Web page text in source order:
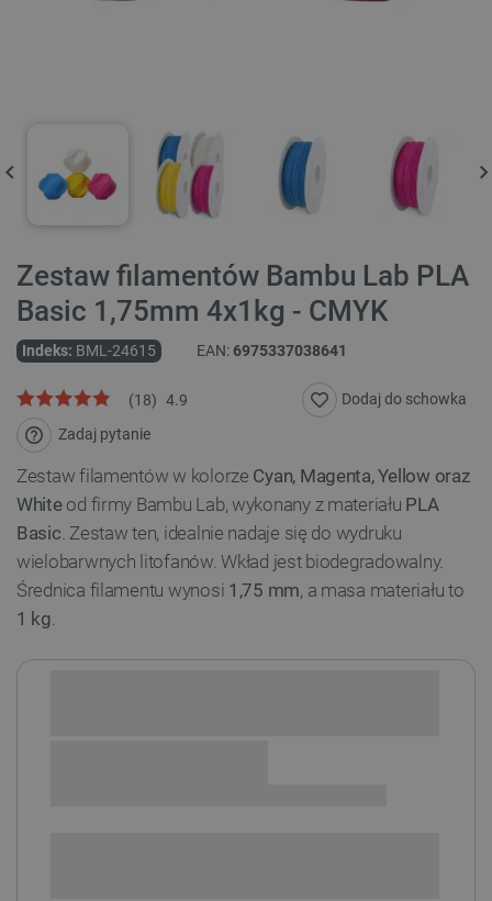
Zestaw filamentów Bambu Lab PLA
Basic 1,75mm 4x1kg - CMYK
Indeks: BML-24615 EAN:6975337038641
4.9
(18)
Zadaj pytanie
Dodaj do schowka
Zestaw filamentów w kolorze Cyan, Magenta, Yellow oraz
Whiteod firmy Bambu Lab, wykonany z materiału PLA
Basic. Zestaw ten, idealnie nadaje się do wydruku
wielobarwnych litofanów. Wkład jest biodegradowalny.
Średnica filamentu wynosi 1,75 mm, a masa materiału to
1 kg.